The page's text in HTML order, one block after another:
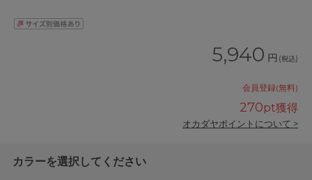
5,940 円 (税込)
会員登録(無料)
270pt獲得
オカダヤポイントについて >
カラーを選択してください